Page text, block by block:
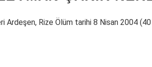
Ardeşen, Rize Ölüm tarihi 8 Nisan 2004 (40